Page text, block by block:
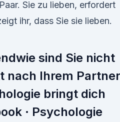
Sie zu lieben, erfordert
ihr, dass Sie sie lieben.
sind Sie nicht
nach Ihrem Partner
bringt dich
· Psychologie